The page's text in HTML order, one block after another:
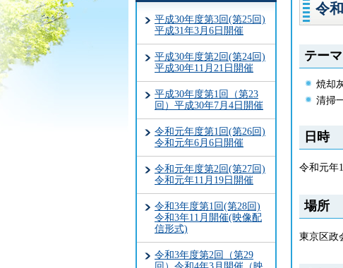
平成30年度第3回(第25回)
平成31年3月6日開催
平成30年度第2回(第24回)
平成30年11月21日開催
平成30年度第1回（第23
回）平成30年7月4日開催
令和元年度第1回(第26回)
令和元年6月6日開催
令和元年度第2回(第27回)
令和元年11月19日開催
令和3年度第1回(第28回)
令和3年11月開催(映像配
信形式)
令和3年度第2回（第29
令
テーマ
焼却
清掃
日時
令和元年
場所
東京区政